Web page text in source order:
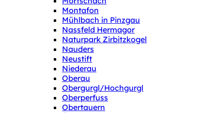
Montafon
Mühlbach in Pinzgau
Nassfeld Hermagor
Naturpark Zirbitzkogel
Nauders
Neustift
Niederau
Oberau
Obergurgl/Hochgurgl
Oberperfuss
Obertauern